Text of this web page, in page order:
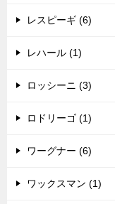
レスピーギ (6)
レハール (1)
ロッシーニ (3)
ロドリーゴ (1)
ワーグナー (6)
ワックスマン (1)